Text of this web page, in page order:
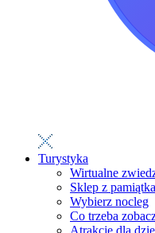
Turystyka
Wirtualne
Sklep z
Wybierz nocleg
Co trzeba
Atrakcje dla